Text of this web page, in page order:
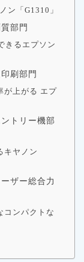
ン「G1310」
部門
きるエプソン
刷部門
が上がる エプ
トリー機部
キヤノン
ザー総合力
ンパクトな